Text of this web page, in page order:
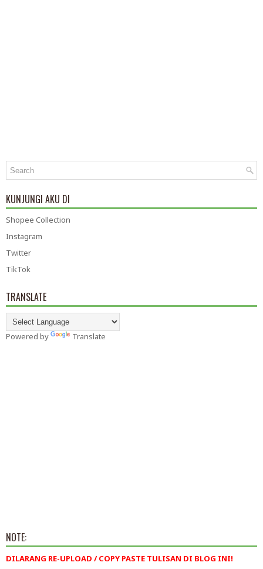
KUNJUNGI AKU DI
Shopee Collection
Instagram
Twitter
TikTok
TRANSLATE
Powered by Translate
NOTE:
DILARANG RE-UPLOAD / COPY PASTE TULISAN DI BLOG INI!